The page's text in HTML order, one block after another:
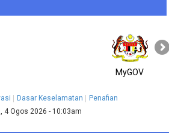
MyGOV
Dasar Keselamatan
Penafian
4 Ogos 2026 - 10:03am